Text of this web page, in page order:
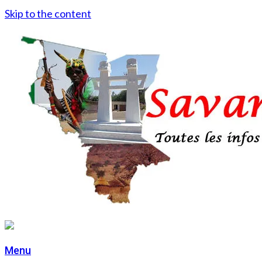
Skip to the content
Menu